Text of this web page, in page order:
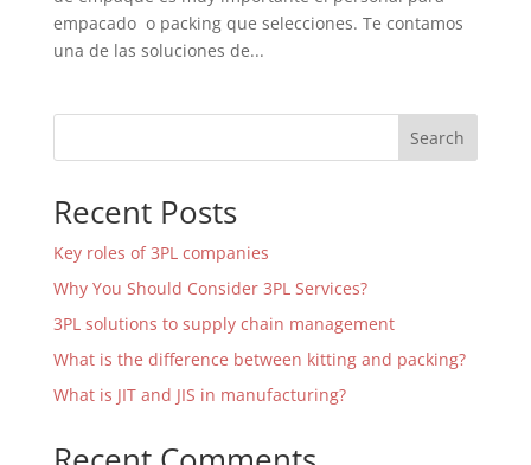
empacado o packing que selecciones. Te contamos
una de las soluciones de...
Search
Recent Posts
Key roles of 3PL companies
Why You Should Consider 3PL Services?
3PL solutions to supply chain management
What is the difference between kitting and packing?
What is JIT and JIS in manufacturing?